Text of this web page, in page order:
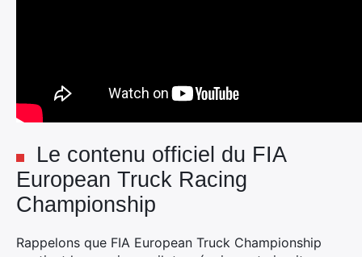
Le contenu officiel du FIA
European Truck Racing
Championship
Rappelons que FIA European Truck Championship